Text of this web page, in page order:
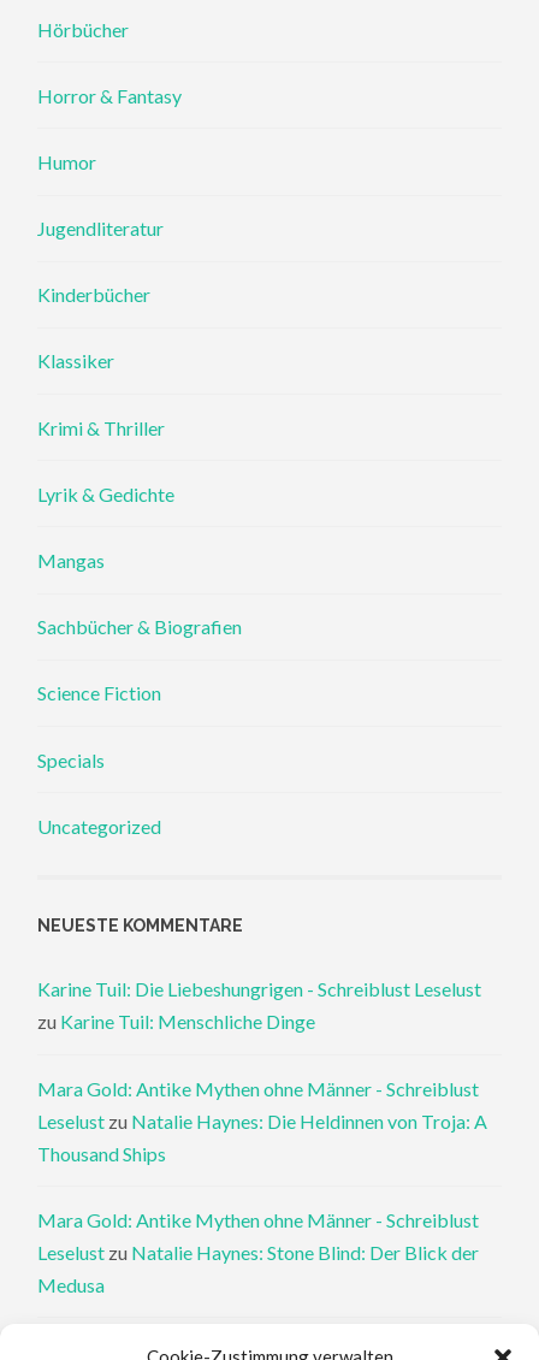
Hörbücher
Horror & Fantasy
Humor
Jugendliteratur
Kinderbücher
Klassiker
Krimi & Thriller
Lyrik & Gedichte
Mangas
Sachbücher & Biografien
Science Fiction
Specials
Uncategorized
NEUESTE KOMMENTARE
Karine Tuil: Die Liebeshungrigen - Schreiblust Leselust
zu Karine Tuil: Menschliche Dinge
Mara Gold: Antike Mythen ohne Männer - Schreiblust
Leselust zu Natalie Haynes: Die Heldinnen von Troja: A
Thousand Ships
Mara Gold: Antike Mythen ohne Männer - Schreiblust
Leselust zu Natalie Haynes: Stone Blind: Der Blick der
Medusa
Philippa Perry: Die Therapeutin und ihre Mörder: Dr. Pat